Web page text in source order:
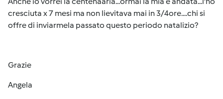
cresciuta x 7 mesi ma non lievitava mai in 3/4ore....chi si
offre di inviarmela passato questo periodo natalizio?
Grazie
Angela